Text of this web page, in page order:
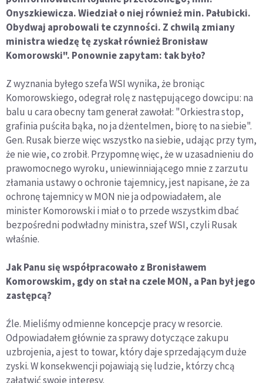
Onyszkiewicza. Wiedział o niej również min. Pałubicki.
Obydwaj aprobowali te czynności. Z chwilą zmiany
ministra wiedzę tę zyskał również Bronisław
Komorowski". Ponownie zapytam: tak było?
Z wyznania byłego szefa WSI wynika, że broniąc
Komorowskiego, odegrał rolę z następującego dowcipu: na
balu u cara obecny tam generał zawołał: "Orkiestra stop,
grafinia puściła bąka, no ja dżentelmen, biorę to na siebie".
Gen. Rusak bierze więc wszystko na siebie, udając przy tym,
że nie wie, co zrobił. Przypomnę więc, że w uzasadnieniu do
prawomocnego wyroku, uniewinniającego mnie z zarzutu
złamania ustawy o ochronie tajemnicy, jest napisane, że za
ochronę tajemnicy w MON nie ja odpowiadałem, ale
minister Komorowski i miał o to przede wszystkim dbać
bezpośredni podwładny ministra, szef WSI, czyli Rusak
właśnie.
Jak Panu się współpracowało z Bronisławem
Komorowskim, gdy on stał na czele MON, a Pan był jego
zastępcą?
Źle. Mieliśmy odmienne koncepcje pracy w resorcie.
Odpowiadałem głównie za sprawy dotyczące zakupu
uzbrojenia, a jest to towar, który daje sprzedającym duże
zyski. W konsekwencji pojawiają się ludzie, którzy chcą
załatwić swoje interesy.